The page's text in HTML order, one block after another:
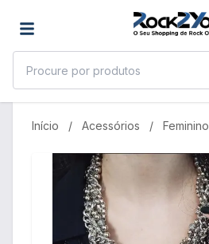
Início Acessórios Feminino